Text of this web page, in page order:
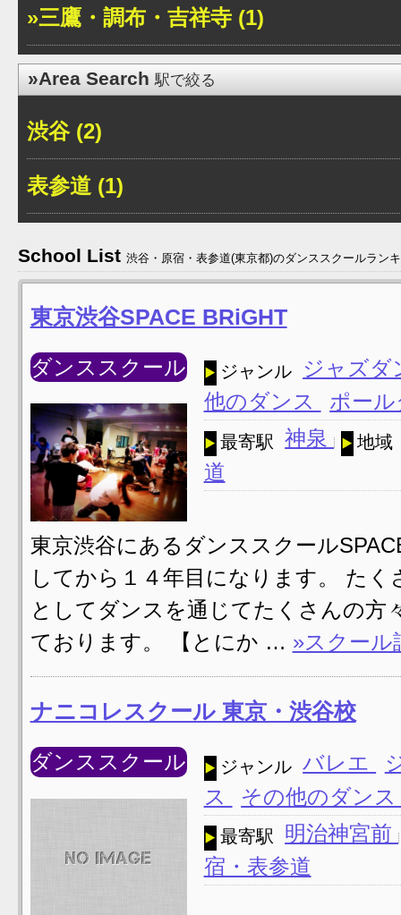
»三鷹・調布・吉祥寺 (1)
»Area Search駅で絞る
渋谷 (2)
表参道 (1)
School List 渋谷・原宿・表参道(東京都)のダンススクールラン
東京渋谷SPACE BRiGHT
ダンススクール ジャンル
ジャズ
他のダンス
ポー
最寄駅 神泉 地域
道
東京渋谷にあるダンススクール
してから１４年目になります。 た
としてダンスを通じてたくさんの方
ております。 【とにか … »スクール
ナニコレスクール 東京・渋谷校
ダンススクール ジャンル バレエ
ス
その他のダン
最寄駅
明治神宮前
宿・表参道